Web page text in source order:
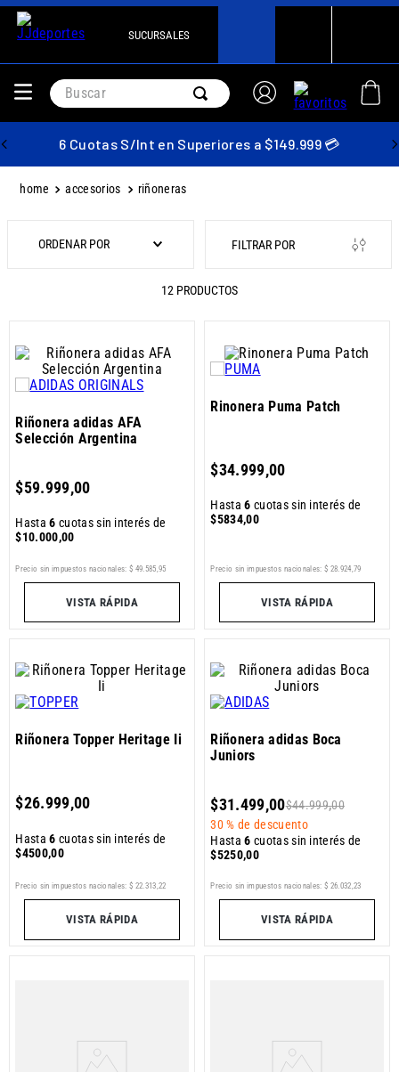
SUCURSALES
Buscar
6 Cuotas S/Int en Superiores a $149.999 💳
accesorios riñoneras
ORDENAR POR
12 PRODUCTOS
Riñonera adidas AFA
Selección Argentina
$59.999,00
Hasta6 cuotas sin interés de
$10.000,00
Precio sin impuestos nacionales: $ 49 585 95
VISTA RÁPIDA
Rinonera Puma Patch
$34.999,00
Hasta6 cuotas sin interés de
$5834,00
Precio sin impuestos nacionales: $ 28 924 79
VISTA RÁPIDA
Riñonera Topper Heritage Ii
$26.999,00
Hasta6 cuotas sin interés de
$4500,00
Precio sin impuestos nacionales: $ 22.313,22
VISTA RÁPIDA
Riñonera adidas Boca
Juniors
$31 .499,00$44.999,00
30 % de descuento
Hasta6 cuotas sin interés de
$5250,00
Precio sin impuestos nacionales: $ 26.032,23
VISTA RÁPIDA